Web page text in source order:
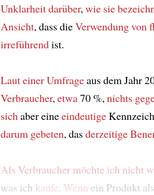
Unklarheit darüber, wie sie
Ansicht, dass dieVerwendung von
irreführendist.
Laut einer Umfrageaus dem Jahr
Verbraucher, etwa70 %, nichts
sich aber eineeindeutige
darum gebeten, dasderzeitige
Als Verbraucher möchte ich nicht
was ich kaufe. Wenn ein Produkt als